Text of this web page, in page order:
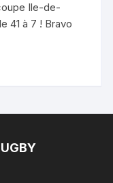
Ile-de-
41 à 7 ! Bravo